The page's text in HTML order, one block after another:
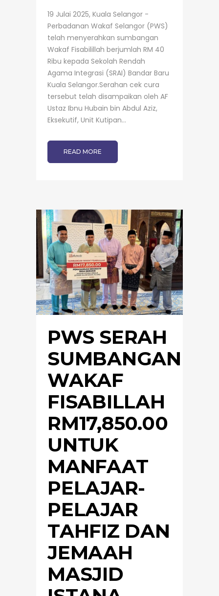
19 Julai 2025, Kuala Selangor -
Perbadanan Wakaf Selangor (PWS)
telah menyerahkan sumbangan
Wakaf Fisabilillah berjumlah RM 40
Ribu kepada Sekolah Rendah
Agama Integrasi (SRAI) Bandar Baru
Kuala Selangor.Serahan cek cura
tersebut telah disampaikan oleh AF
Ustaz Ibnu Hubain bin Abdul Aziz,
Eksekutif, Unit Kutipan...
READ MORE
PWS SERAH
SUMBANGAN
WAKAF
FISABILLAH
RM17,850.00
UNTUK
MANFAAT
PELAJAR-
PELAJAR
TAHFIZ DAN
JEMAAH
MASJID